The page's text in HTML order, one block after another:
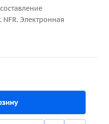
NFR. Электронная